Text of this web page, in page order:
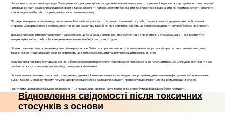
Наступним етапом є аналіз досвіду. Записуйте свої думки, емоції та спогади, які пов’язані з минулими стосунками. Це допоможе зрозуміти, які саме ситуації
чи поведінка партнера викликали дискомфорт, а також визначити патерни, які потрібно змінити. Важливо також відзначити, які позитивні аспекти ви хочете
зберегти для майбутніх стосунків, а які — залишити в минулому.
Після цього варто працювати над самооцінкою. Токсичні стосунки часто підривають впевненість у собі, тому важливо зосередитися на своїх сильних
сторонах. Складіть список досягнень, позитивних рис характеру та хобі, які приносили вам радість. Це допоможе відновити віру в себе і свої можливості.
Далі, важливо навчитися встановлювати здорові межі. Це означає, що ви повинні чітко розуміти, що є прийнятним у стосунках, а що — ні. Практикуйте
комунікацію своїх потреб та бажань, навчаючись говорити "ні", коли це необхідно.
Не менш важливо — працювати над емоційною регуляцією. Займіться практиками, які допоможуть вам впоратися зі стресом і негативними емоціями,
такими як медитація, йога або фізична активність. Це допоможе зменшити тривогу і покращити загальний стан.
Залучення підтримки з боку друзів, родини або професіоналів (психологів чи психотерапевтів) може значно полегшити процес. Спілкування з тими, хто вас
розуміє, може дати нову перспективу і підтримку у важкі моменти.
На завершення, розгляньте можливість ведення щоденника. Це може стати простором для саморозуміння, де ви зможете фіксувати свої переживання,
думки та зміни у сприйнятті світу. Регулярна рефлексія допоможе вам відслідковувати прогрес і усвідомлювати, як змінюється ваше мислення.
Пам’ятайте, що перепрограмування мислення — це процес, який вимагає часу і терпіння. Важливо бути добрим до себе і не поспішати.
Відновлення свідомості після токсичних
стосунків з основи